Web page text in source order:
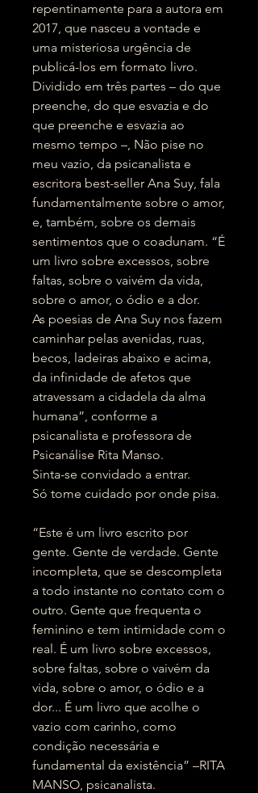
repentinamente para a autora em
2017, que nasceu a vontade e
uma misteriosa urgência de
publicá-los em formato livro.
Dividido em três partes – do que
preenche, do que esvazia e do
que preenche e esvazia ao
mesmo tempo –, Não pise no
meu vazio, da psicanalista e
escritora best-seller Ana Suy, fala
fundamentalmente sobre o amor,
e, também, sobre os demais
sentimentos que o coadunam. “É
um livro sobre excessos, sobre
faltas, sobre o vaivém da vida,
sobre o amor, o ódio e a dor.
As poesias de Ana Suy nos fazem
caminhar pelas avenidas, ruas,
becos, ladeiras abaixo e acima,
da infinidade de afetos que
atravessam a cidadela da alma
humana”, conforme a
psicanalista e professora de
Psicanálise Rita Manso.
Sinta-se convidado a entrar.
Só tome cuidado por onde pisa.
“Este é um livro escrito por
gente. Gente de verdade. Gente
incompleta, que se descompleta
a todo instante no contato com o
outro. Gente que frequenta o
feminino e tem intimidade com o
real. É um livro sobre excessos,
sobre faltas, sobre o vaivém da
vida, sobre o amor, o ódio e a
dor... É um livro que acolhe o
vazio com carinho, como
condição necessária e
fundamental da existência” –RITA
MANSO, psicanalista.